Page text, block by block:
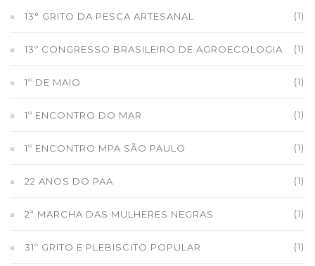
13° GRITO DA PESCA ARTESANAL (1)
13º CONGRESSO BRASILEIRO DE AGROECOLOGIA (1)
1º DE MAIO (1)
1º ENCONTRO DO MAR (1)
1º ENCONTRO MPA SÃO PAULO (1)
22 ANOS DO PAA (1)
2ª MARCHA DAS MULHERES NEGRAS (1)
31º GRITO E PLEBISCITO POPULAR (1)